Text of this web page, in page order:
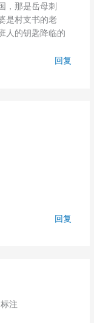
，那是岳母刺
是村支书的老
人的钥匙降临的
回复
回复
标注